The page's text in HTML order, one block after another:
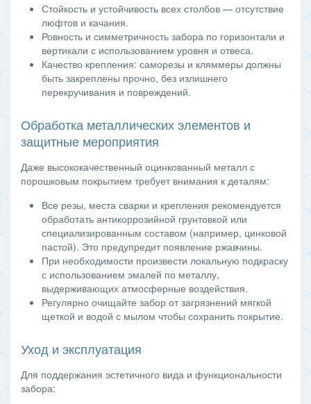
Стойкость и устойчивость всех столбов — отсутствие
люфтов и качания.
Ровность и симметричность забора по горизонтали и
вертикали с использованием уровня и отвеса.
Качество крепления: саморезы и кляммеры должны
быть закреплены прочно, без излишнего
перекручивания и повреждений.
Обработка металлических элементов и
защитные мероприятия
Даже высококачественный оцинкованный металл с
порошковым покрытием требует внимания к деталям:
Все резы, места сварки и крепления рекомендуется
обработать антикоррозийной грунтовкой или
специализированным составом (например, цинковой
пастой). Это предупредит появление ржавчины.
При необходимости произвести локальную подкраску
с использованием эмалей по металлу,
выдерживающих атмосферные воздействия.
Регулярно очищайте забор от загрязнений мягкой
щеткой и водой с мылом чтобы сохранить покрытие.
Уход и эксплуатация
Для поддержания эстетичного вида и функциональности
забора: